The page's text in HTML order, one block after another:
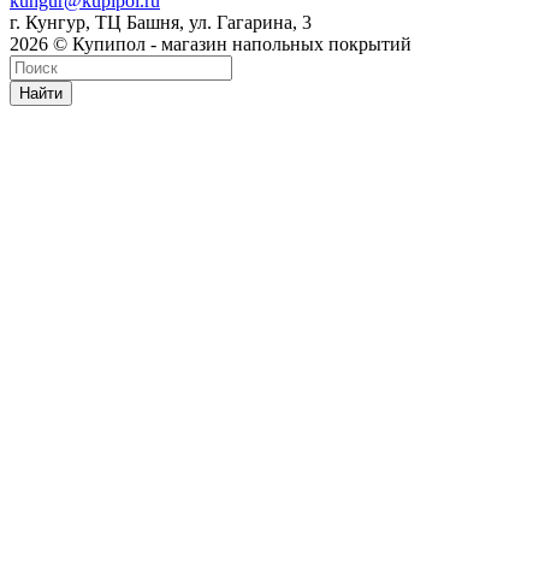
г. Кунгур, ТЦ Башня, ул. Гагарина, 3
2026 © Купипол - магазин напольных покрытий
Найти